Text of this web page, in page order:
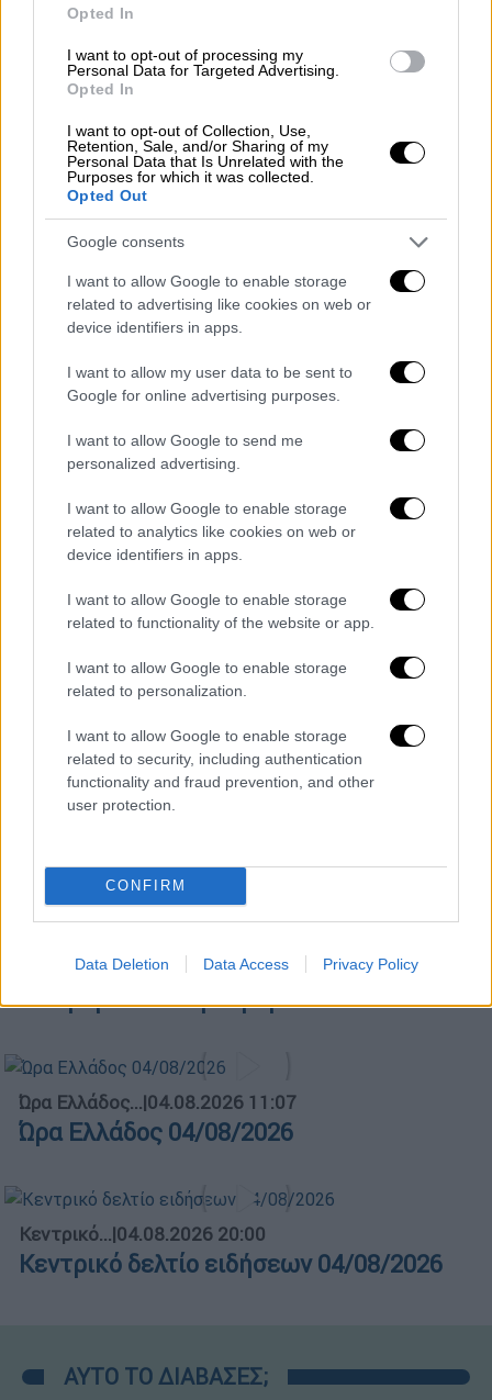
Opted In
I want to opt-out of processing my
Personal Data for Targeted Advertising.
Opted In
I want to opt-out of Collection, Use,
Retention, Sale, and/or Sharing of my
Personal Data that Is Unrelated with the
Purposes for which it was collected.
Opted Out
Google consents
I want to allow Google to enable storage
related to advertising like cookies on web or
device identifiers in apps.
I want to allow my user data to be sent to
Google for online advertising purposes.
I want to allow Google to send me
personalized advertising.
I want to allow Google to enable storage
related to analytics like cookies on web or
device identifiers in apps.
I want to allow Google to enable storage
related to functionality of the website or app.
I want to allow Google to enable storage
related to personalization.
I want to allow Google to enable storage
related to security, including authentication
functionality and fraud prevention, and other
user protection.
CONFIRM
Data Deletion Data Access Privacy Policy
Μελίνα Κανά
τραγουδιστές
Alex Sid
POPULAR VIDEOS
Κεντρικό δελτίο ειδήσεων 05/08/2026
Ώρα Ελλάδος...|05.08.2026 13:36
Ώρα Ελλάδος 05/08/2026
Λειψία: Drone με εκρηκτικά στον
διάδρομο του αεροδρομίου
Ώρα Ελλάδος...|04.08.2026 11:07
Ώρα Ελλάδος 04/08/2026
Κεντρικό...|04.08.2026 20:00
Κεντρικό δελτίο ειδήσεων 04/08/2026
ΑΥΤΟ ΤΟ ΔΙΑΒΑΣΕΣ;